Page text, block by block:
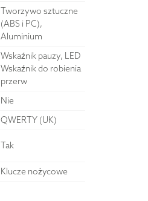
Tworzywo sztuczne
(ABS i PC),
Aluminium
Wskaźnik pauzy, LED
Wskaźnik do robienia
przerw
Nie
QWERTY (UK)
Tak
Klucze nożycowe